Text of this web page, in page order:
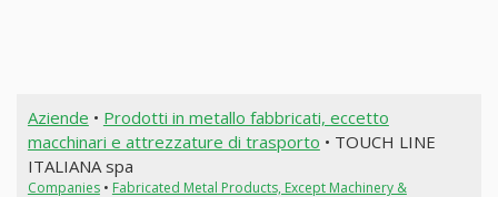
Aziende • Prodotti in metallo fabbricati, eccetto
macchinari e attrezzature di trasporto • TOUCH LINE
ITALIANA spa
Companies• Fabricated Metal Products, Except Machinery &